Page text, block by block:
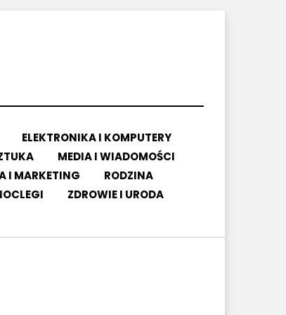
ELEKTRONIKA I KOMPUTERY
MEDIA I WIADOMOŚCI
I MARKETING
RODZINA
ZDROWIE I URODA